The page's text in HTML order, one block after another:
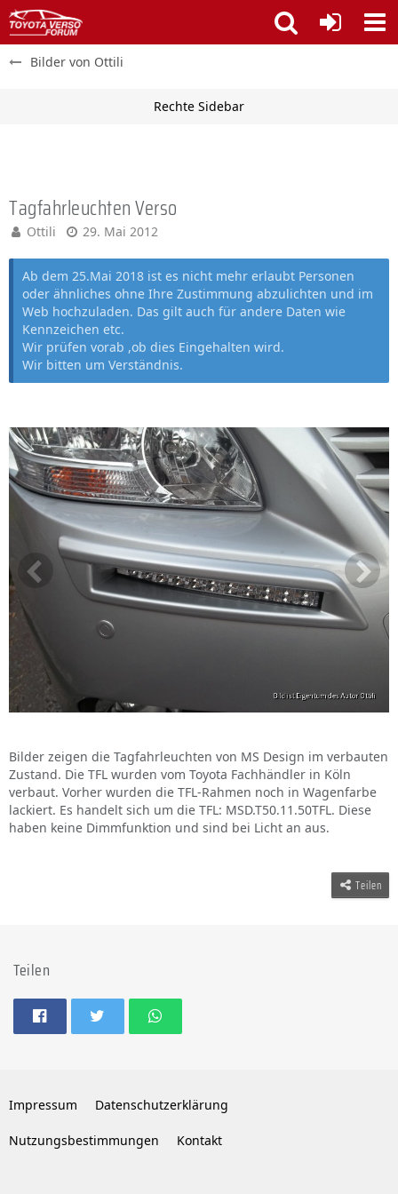
Bilder von Ottili
Tagfahrleuchten Verso
Ottili 29. Mai 2012
Ab dem 25.Mai 2018 ist es nicht mehr erlaubt Personen
oder ähnliches ohne Ihre Zustimmung abzulichten und im
Web hochzuladen. Das gilt auch für andere Daten wie
Kennzeichen etc.
Wir prüfen vorab ,ob dies Eingehalten wird.
Wir bitten um Verständnis.
Bilder zeigen die Tagfahrleuchten von MS Design im verbauten
Zustand. Die TFL wurden vom Toyota Fachhändler in Köln
verbaut. Vorher wurden die TFL-Rahmen noch in Wagenfarbe
lackiert. Es handelt sich um die TFL: MSD.T50.11.50TFL. Diese
haben keine Dimmfunktion und sind bei Licht an aus.
Teilen
Teilen
Impressum Datenschutzerklärung
Nutzungsbestimmungen Kontakt